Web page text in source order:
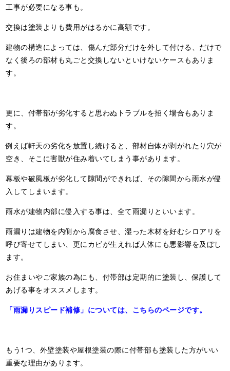
工事が必要になる事も。
交換は塗装よりも費用がはるかに高額です。
建物の構造によっては、傷んだ部分だけを外して付ける、だけで
なく後ろの部材も丸ごと交換しないといけないケースもありま
す。
更に、付帯部が劣化すると思わぬトラブルを招く場合もありま
す。
例えば軒天の劣化を放置し続けると、部材自体が剥がれたり穴が
空き、そこに害獣が住み着いてしまう事があります。
幕板や破風板が劣化して隙間ができれば、その隙間から雨水が侵
入してしまいます。
雨水が建物内部に侵入する事は、全て雨漏りといいます。
雨漏りは建物を内側から腐食させ、湿った木材を好むシロアリを
呼び寄せてしまい、更にカビが生えれば人体にも悪影響を及ぼし
ます。
お住まいやご家族の為にも、付帯部は定期的に塗装し、保護して
あげる事をオススメします。
「雨漏りスピード補修」については、こちらのページです。
もう1つ、外壁塗装や屋根塗装の際に付帯部も塗装した方がいい
重要な理由があります。